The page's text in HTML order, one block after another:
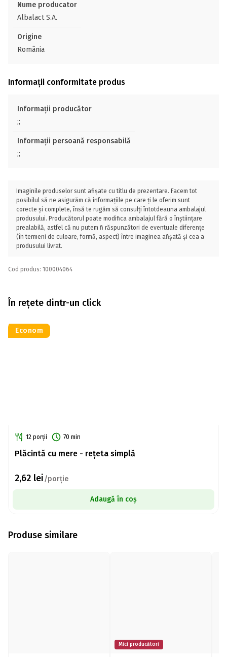
Nume producator
Albalact S.A.
Origine
România
Informații conformitate produs
Informații producător
;;
Informații persoană responsabilă
;;
Imaginile produselor sunt afișate cu titlu de prezentare. Facem tot
posibilul să ne asigurăm că informațiile pe care ți le oferim sunt
corecte și complete, însă te rugăm să consulți întotdeauna ambalajul
produsului. Producătorul poate modifica ambalajul fără o înștiințare
prealabilă, astfel că nu putem fi răspunzători de eventuale diferențe
(în termeni de culoare, formă, aspect) între imaginea afișată și cea a
produsului livrat.
Cod produs: 100004064
În rețete dintr-un click
Econom
12 porții 70 min
Plăcintă cu mere - rețeta simplă
2,62 lei/porție
Adaugă în coș
Produse similare
Mici producători